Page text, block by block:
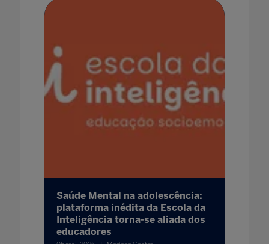
Saúde Mental na adolescência:
plataforma inédita da Escola da
Inteligência torna-se aliada dos
educadores